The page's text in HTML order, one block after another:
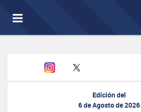
Toggle
navigation
Edición del
6 de Agosto de 2026